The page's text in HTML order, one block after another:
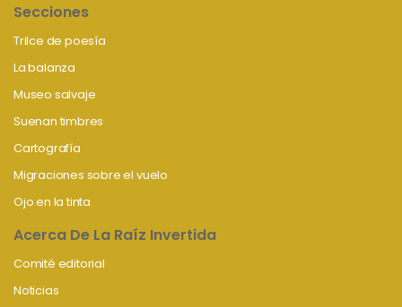
Secciones
Trilce de poesía
La balanza
Museo salvaje
Suenan timbres
Cartografía
Migraciones sobre el vuelo
Ojo en la tinta
Acerca De La Raíz Invertida
Comité editorial
Noticias